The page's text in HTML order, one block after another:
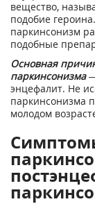
вещество,
подобие
паркинсонизм
подобные
Основная
паркинсонизма—
энцефалит. Не
паркинсонизма
молодом